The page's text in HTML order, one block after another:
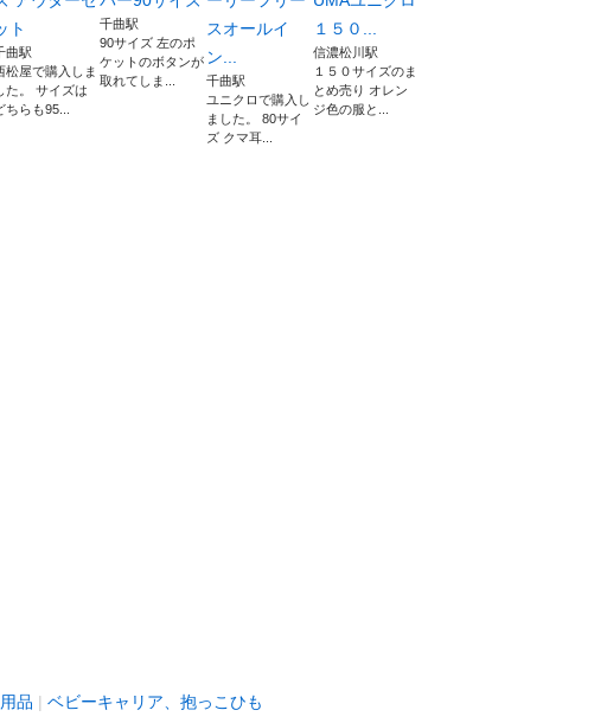
ト
曲駅
松屋で購入しま
た。 サイズは
ちらも95...
千曲駅
90サイズ 左のポ
ケットのボタンが
取れてしま...
スオールイ
ン...
千曲駅
ユニクロで購入し
ました。 80サイ
ズ クマ耳...
１５０...
信濃松川駅
１５０サイズのま
とめ売り オレン
ジ色の服と...
品 ベビーキャリア、抱っこひも